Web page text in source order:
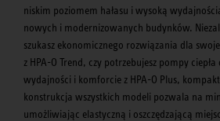
niskim poziomem hałasu i wysoką
nowych i modernizowanych budynków.
szukasz ekonomicznego rozwiązania dla
z HPA-O Trend, czy potrzebujesz pompy
wydajności i komforcie z HPA-O Plus,
konstrukcja wszystkich modeli pozwala na
umożliwiając elastyczną i oszczędzającą